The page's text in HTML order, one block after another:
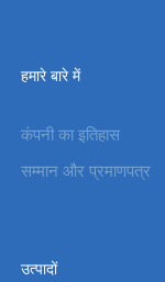
हमारे बारे में
कंपनी का इतिहास
सम्मान और प्रमाणपत्र
उत्पादों